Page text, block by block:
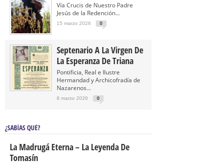
Vía Crucis de Nuestro Padre
Jesús de la Redención...
15 marzo 2026 0
Septenario A La Virgen De
La Esperanza De Triana
Pontificia, Real e Ilustre
Hermandad y Archicofradía de
Nazarenos...
8 marzo 2026 0
¿SABÍAS QUÉ?
La Madrugá Eterna – La Leyenda De
Tomasín